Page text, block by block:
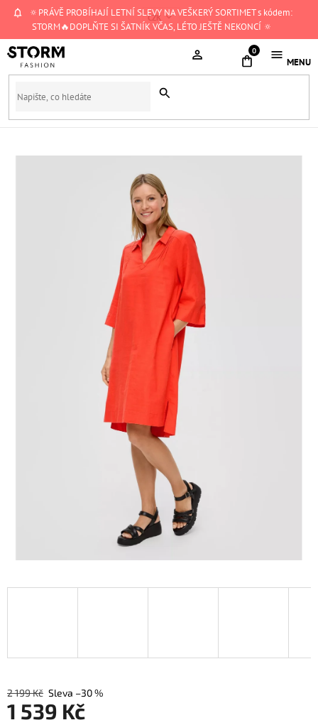
Přejít
🔅PRÁVĚ PROBÍHAJÍ LETNÍ SLEVY NA VEŠKERÝ SORTIMET s kódem:
STORM🔥DOPLŇTE SI ŠATNÍK VČAS, LÉTO JEŠTĚ NEKONCÍ 🔅
CZK
NÁKUPNÍ
2 199 Kč –30 %
1 539 Kč